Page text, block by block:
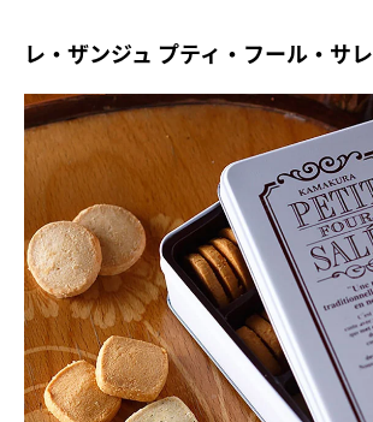
レ・ザンジュ プティ・フール・サレ